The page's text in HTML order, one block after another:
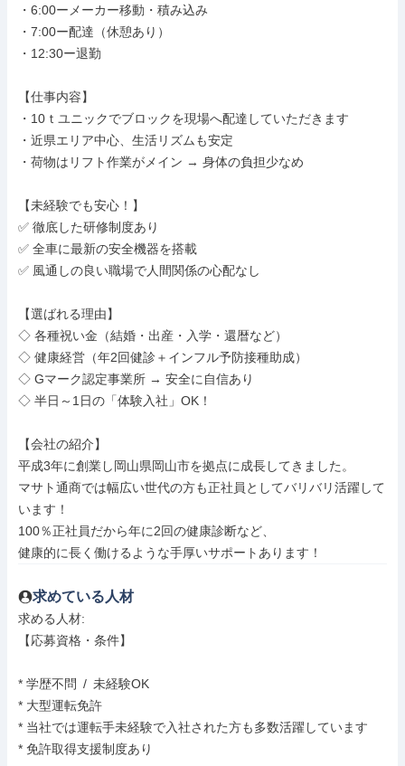
・6:00ーメーカー移動・積み込み
・7:00ー配達（休憩あり）
・12:30ー退勤
【仕事内容】
・10ｔユニックでブロックを現場へ配達していただきます
・近県エリア中心、生活リズムも安定
・荷物はリフト作業がメイン → 身体の負担少なめ
【未経験でも安心！】
✅ 徹底した研修制度あり
✅ 全車に最新の安全機器を搭載
✅ 風通しの良い職場で人間関係の心配なし
【選ばれる理由】
◇ 各種祝い金（結婚・出産・入学・還暦など）
◇ 健康経営（年2回健診＋インフル予防接種助成）
◇ Gマーク認定事業所 → 安全に自信あり
◇ 半日～1日の「体験入社」OK！
【会社の紹介】
平成3年に創業し岡山県岡山市を拠点に成長してきました。
マサト通商では幅広い世代の方も正社員としてバリバリ活躍して
います！
100％正社員だから年に2回の健康診断など、
健康的に長く働けるような手厚いサポートあります！
求めている人材
求める人材:
【応募資格・条件】
* 学歴不問 / 未経験OK
* 大型運転免許
* 当社では運転手未経験で入社された方も多数活躍しています
* 免許取得支援制度あり